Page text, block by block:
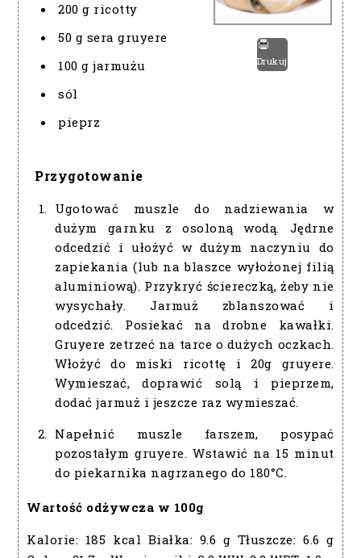
Drukuj
200 g ricotty
50 g sera gruyere
100 g jarmużu
sól
pieprz
Przygotowanie
Ugotować muszle do nadziewania w
dużym garnku z osoloną wodą. Jędrne
odcedzić i ułożyć w dużym naczyniu do
zapiekania (lub na blaszce wyłożonej filią
aluminiową). Przykryć ściereczką, żeby nie
wysychały. Jarmuż zblanszować i
odcedzić. Posiekać na drobne kawałki.
Gruyere zetrzeć na tarce o dużych oczkach.
Włożyć do miski ricottę i 20g gruyere.
Wymieszać, doprawić solą i pieprzem,
dodać jarmuż i jeszcze raz wymieszać.
Napełnić muszle farszem, posypać
pozostałym gruyere. Wstawić na 15 minut
do piekarnika nagrzanego do 180°C.
Wartość odżywcza w 100g
Kalorie: 185 kcal Białka: 9.6 g Tłuszcze:6.6 g